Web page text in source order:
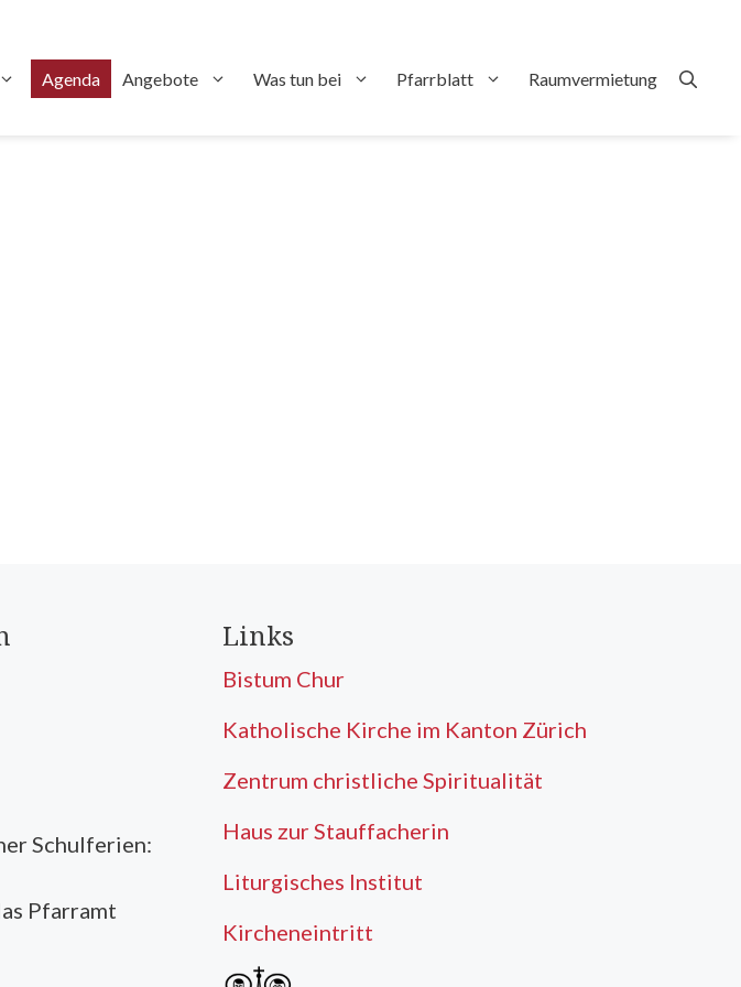
Agenda Angebote Was tun bei Pfarrblatt Raumvermietung
Schulferien:
Pfarramt
Links
Bistum Chur
Katholische Kirche im Kanton Zürich
Zentrum christliche Spiritualität
Haus zur Stauffacherin
Liturgisches Institut
Kircheneintritt